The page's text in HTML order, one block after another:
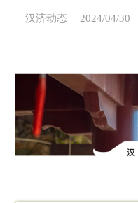
汉济动态 2024/04/30